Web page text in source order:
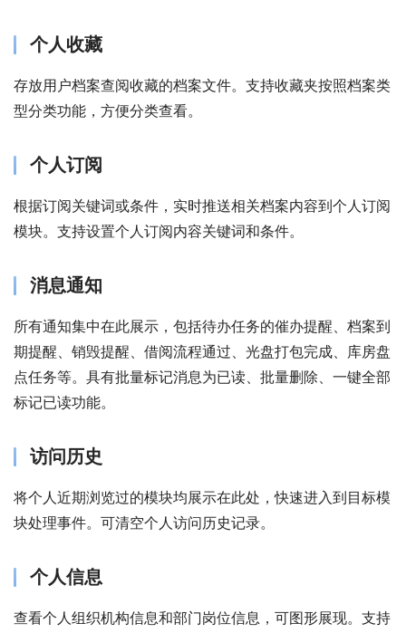
个人收藏
存放用户档案查阅收藏的档案文件。支持收藏夹按照档案类
型分类功能，方便分类查看。
个人订阅
根据订阅关键词或条件，实时推送相关档案内容到个人订阅
模块。支持设置个人订阅内容关键词和条件。
消息通知
所有通知集中在此展示，包括待办任务的催办提醒、档案到
期提醒、销毁提醒、借阅流程通过、光盘打包完成、库房盘
点任务等。具有批量标记消息为已读、批量删除、一键全部
标记已读功能。
访问历史
将个人近期浏览过的模块均展示在此处，快速进入到目标模
块处理事件。可清空个人访问历史记录。
个人信息
查看个人组织机构信息和部门岗位信息，可图形展现。支持